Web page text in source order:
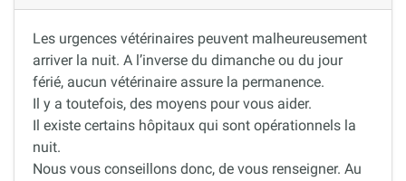
Les urgences vétérinaires peuvent malheureusement
arriver la nuit. A l’inverse du dimanche ou du jour
férié, aucun vétérinaire assure la permanence.
Il y a toutefois, des moyens pour vous aider.
Il existe certains hôpitaux qui sont opérationnels la
nuit.
Nous vous conseillons donc, de vous renseigner. Au